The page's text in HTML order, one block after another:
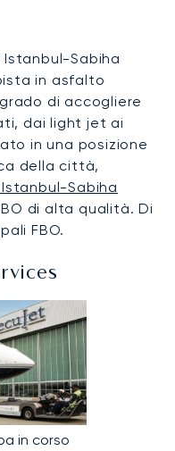
Sabiha
in asfalto
di accogliere
dai light jet ai
in una posizione
della città,
Sabiha
di alta qualità. Di
FBO.
in corso